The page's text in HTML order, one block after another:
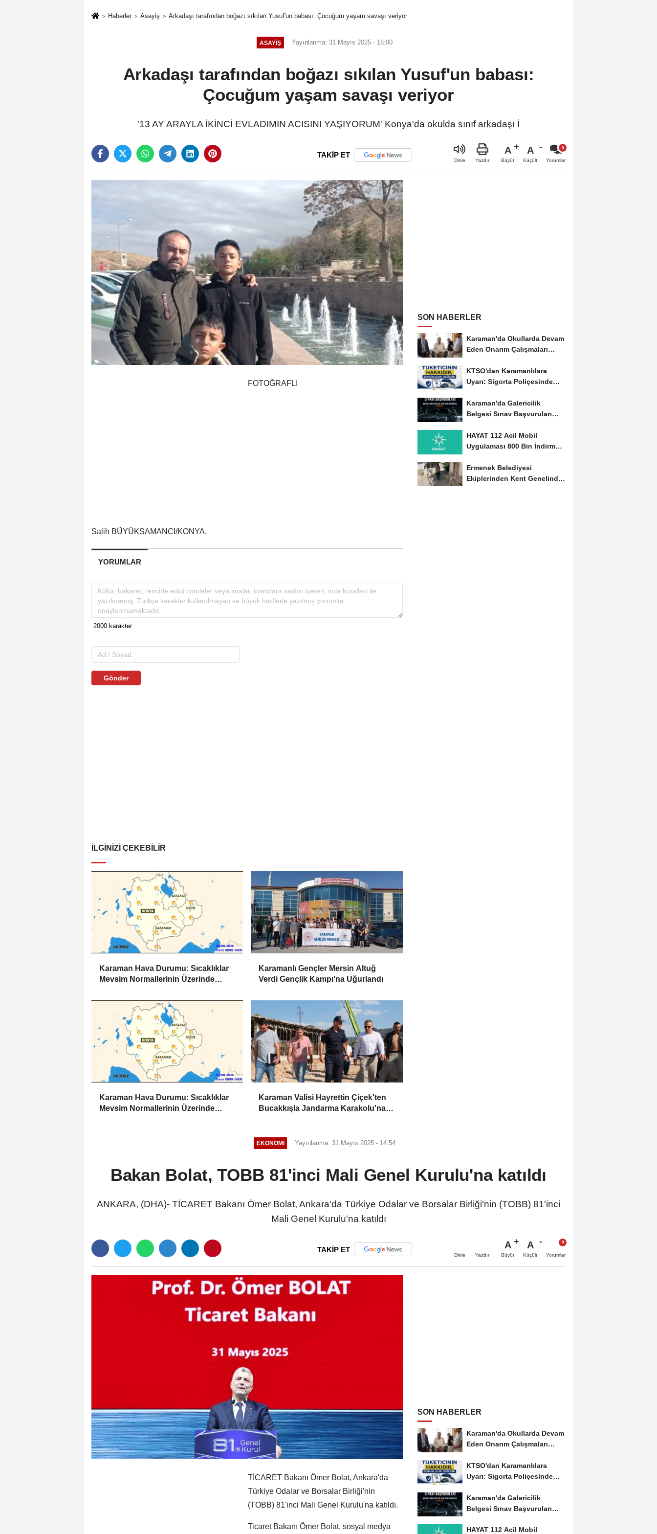
Haberler Asayiş Arkadaşı tarafından boğazı sıkılan Yusuf'un babası: Çocuğum yaşam savaşı veriyor
ASAYIŞ Yayınlanma: 31 Mayıs 2025 - 16:00
Arkadaşı tarafından boğazı sıkılan Yusuf'un babası:
Çocuğum yaşam savaşı veriyor
'13 AY ARAYLA İKİNCİ EVLADIMIN ACISINI YAŞIYORUM' Konya'da okulda sınıf arkadaşı İ
TAKİP ET
Dinle Yazdır
A
Büyüt
A
Küçült Yorumlar
FOTOĞRAFLI
Salih BÜYÜKSAMANCI/KONYA,
YORUMLAR
Gönder
İLGINIZI ÇEKEBILIR
Karaman Hava Durumu: Sıcaklıklar
Mevsim Normallerinin Üzerinde
Karamanlı Gençler Mersin Altuğ
Verdi Gençlik Kampı'na Uğurlandı
Karaman Hava Durumu: Sıcaklıklar
Mevsim Normallerinin Üzerinde
Karaman Valisi Hayrettin Çiçek'ten
Bucakkışla Jandarma Karakolu'na
SON HABERLER
Karaman'da Okullarda Devam
Eden Onarım Çalışmaları
KTSO'dan Karamanlılara
Uyarı: Sigorta Poliçesinde
Karaman'da Galericilik
Belgesi Sınav Başvuruları
HAYAT 112 Acil Mobil
Uygulaması 800 Bin İndirmeyi
Ermenek Belediyesi
Ekiplerinden Kent Genelinde
EKONOMI Yayınlanma: 31 Mayıs 2025 - 14:54
Bakan Bolat, TOBB 81'inci Mali Genel Kurulu'na katıldı
ANKARA, (DHA)- TİCARET Bakanı Ömer Bolat, Ankara'da Türkiye Odalar ve Borsalar Birliği'nin (TOBB) 81'inci
Mali Genel Kurulu'na katıldı
TAKİP ET
Dinle Yazdır
A
Büyüt
A
Küçült Yorumlar
TİCARET Bakanı Ömer Bolat, Ankara'da
Türkiye Odalar ve Borsalar Birliği'nin
(TOBB) 81'inci Mali Genel Kurulu'na katıldı.
Ticaret Bakanı Ömer Bolat, sosyal medya
SON HABERLER
Karaman'da Okullarda Devam
Eden Onarım Çalışmaları
KTSO'dan Karamanlılara
Uyarı: Sigorta Poliçesinde
Karaman'da Galericilik
Belgesi Sınav Başvuruları
HAYAT 112 Acil Mobil